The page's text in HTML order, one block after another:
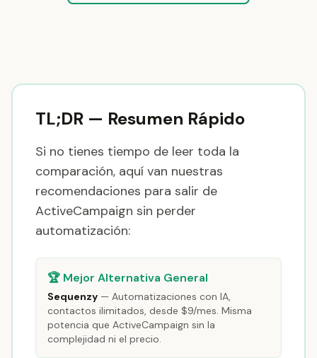
TL;DR — Resumen Rápido
Si no tienes tiempo de leer toda la
comparación, aquí van nuestras
recomendaciones para salir de
ActiveCampaign sin perder
automatización:
🏆 Mejor Alternativa General
Sequenzy — Automatizaciones con IA,
contactos ilimitados, desde $9/mes. Misma
potencia que ActiveCampaign sin la
complejidad ni el precio.